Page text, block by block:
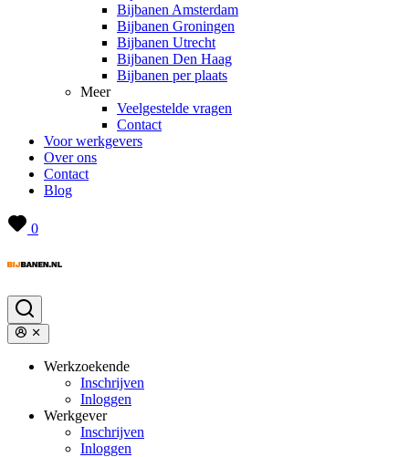
Bijbanen Amsterdam
Bijbanen Groningen
Bijbanen Utrecht
Bijbanen Den Haag
Bijbanen per plaats
Meer
Veelgestelde vragen
Contact
Voor werkgevers
Over ons
Contact
Blog
0
Werkzoekende
Inschrijven
Inloggen
Werkgever
Inschrijven
Inloggen